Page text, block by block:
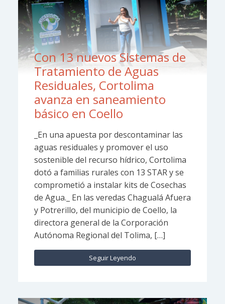
Con 13 nuevos Sistemas de
Tratamiento de Aguas
Residuales, Cortolima
avanza en saneamiento
básico en Coello
_En una apuesta por descontaminar las
aguas residuales y promover el uso
sostenible del recurso hídrico, Cortolima
dotó a familias rurales con 13 STAR y se
comprometió a instalar kits de Cosechas
de Agua._ En las veredas Chagualá Afuera
y Potrerillo, del municipio de Coello, la
directora general de la Corporación
Autónoma Regional del Tolima, […]
Seguir Leyendo